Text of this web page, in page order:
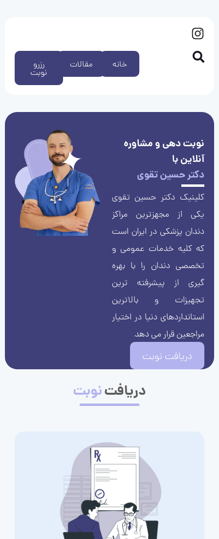
رزرو
نوبت
مقالات خانه
نوبت دهی و مشاوره
آنلاین با
دکتر حسین تقوی
کلینیک دکتر حسین تقوی
یکی از مجهزترین مراکز
دندان پزشکی در ایران است
که کلیه خدمات عمومی و
تخصصی دندان را با بهره
گیری از پیشرفته ترین
تجهیزات و بالاترین
استانداردهای دنیا در اختیار
مراجعین قرار می دهد.
دریافت نوبت
دریافتنوبت